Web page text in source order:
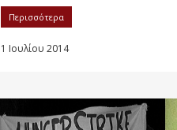
Περισσότερα
1 Ιουλίου 2014